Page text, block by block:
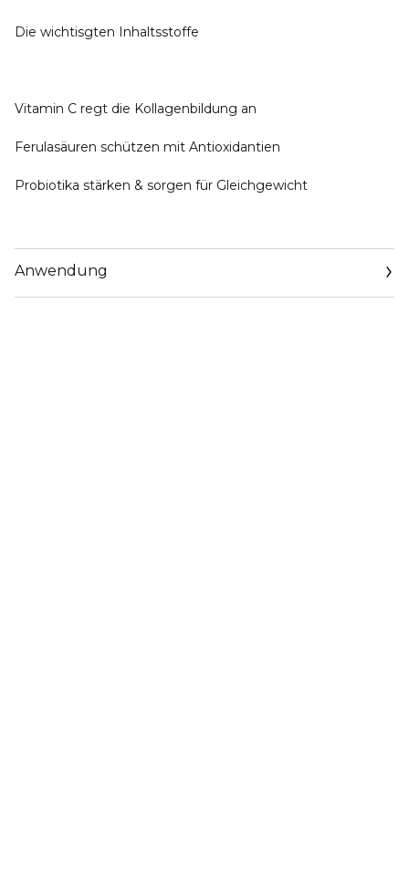
Die wichtisgten Inhaltsstoffe
Vitamin C regt die Kollagenbildung an
Ferulasäuren schützen mit Antioxidantien
Probiotika stärken & sorgen für Gleichgewicht
Anwendung